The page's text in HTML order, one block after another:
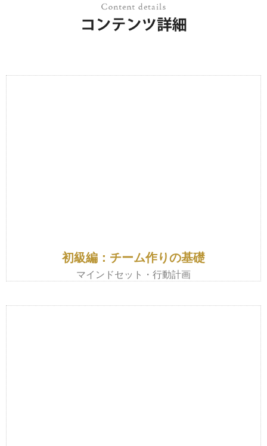
初級編：チーム作りの基礎
マインドセット・行動計画